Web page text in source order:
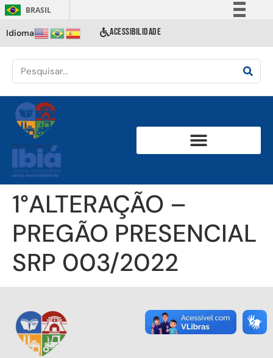
BRASIL
Comunica BR
Acesso à informação
Idioma ACESSIBILIDADE
1°ALTERAÇÃO –
PREGÃO PRESENCIAL
SRP 003/2022